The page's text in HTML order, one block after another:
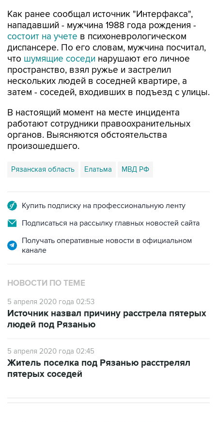
Как ранее сообщал источник "Интерфакса",
нападавший - мужчина 1988 года рождения -
состоит на учете в психоневрологическом
диспансере. По его словам, мужчина посчитал,
что шумящие соседи нарушают его личное
пространство, взял ружье и застрелил
нескольких людей в соседней квартире, а
затем - соседей, входивших в подъезд с улицы.
В настоящий момент на месте инцидента
работают сотрудники правоохранительных
органов. Выясняются обстоятельства
произошедшего.
Рязанская область Елатьма МВД РФ
Купить подписку на профессиональную ленту
Подписаться на рассылку главных новостей сайта
Получать оперативные новости в официальном
канале
НОВОСТИ ПО ТЕМЕ
5 апреля 2020 года 02:53
Источник назвал причину расстрела пятерых
людей под Рязанью
5 апреля 2020 года 02:45
Житель поселка под Рязанью расстрелял
пятерых соседей